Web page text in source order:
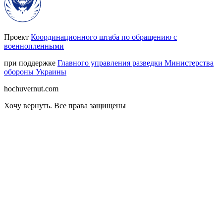
Проект Координационного штаба по обращению с
военнопленными
при поддержке Главного управления разведки Министерства
обороны Украины
hochuvernut.com
Хочу вернуть. Все права защищены